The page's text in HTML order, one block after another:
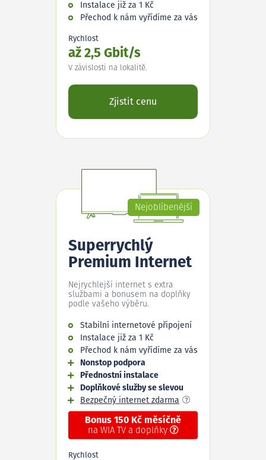
Instalace již za 1 Kč
Přechod k nám vyřídíme za vás
Rychlost
až 2,5 Gbit/s
V závislosti na lokalitě.
Zjistit cenu
Nejoblíbenější
Superrychlý
Premium Internet
Nejrychlejší internet s extra
službami a bonusem na doplňky
podle vašeho výběru.
Stabilní internetové připojení
Instalace již za 1 Kč
Přechod k nám vyřídíme za vás
Nonstop podpora
Přednostní instalace
Doplňkové služby se slevou
Bezpečný internet zdarma
Bonus 150 Kč měsíčně
na WIA TV a doplňky
Rychlost